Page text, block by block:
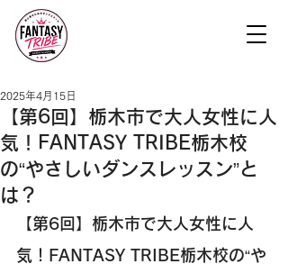
【第6回】栃木市で大人女性に人
気！FANTASY TRIBE栃木校
の“やさしいダンスレッスン”と
は？
2025年4月15日
【第6回】栃木市で大人女性に人
気！FANTASY TRIBE栃木校の“や